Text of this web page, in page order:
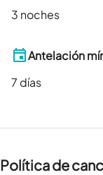
3 noches
Antelación
7 días
Política de